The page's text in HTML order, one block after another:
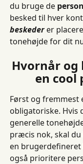
du bruge de
besked til hver
beskeder er
tonehøjde for dit
Hvornår
en cool
Først og fremmest
obligatoriske. Hvis
generelle
præcis nok, skal
en brugerdefineret
også prioritere